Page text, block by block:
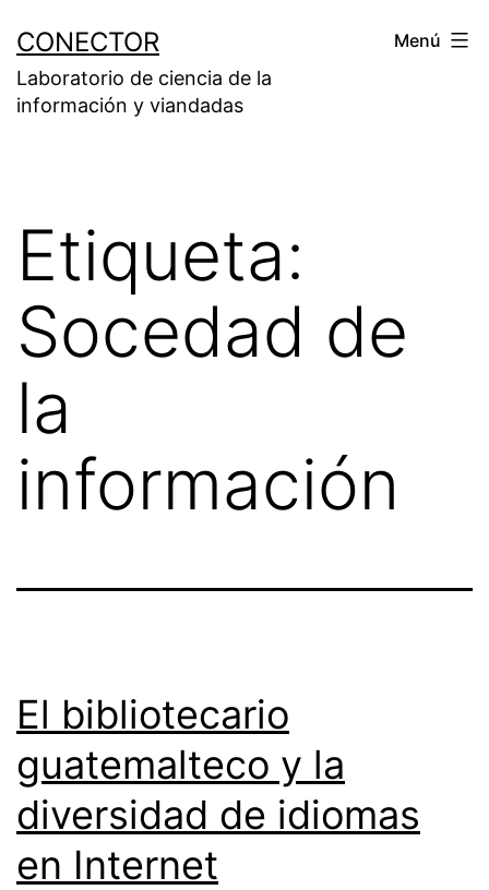
contenido
CONECTOR
Laboratorio de ciencia de la
información y viandadas
Menú
Etiqueta:
Socedad de
la
información
El bibliotecario
guatemalteco y la
diversidad de idiomas
en Internet